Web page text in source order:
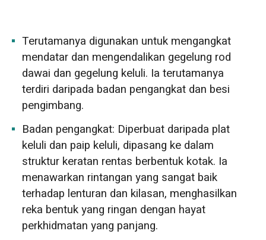
Terutamanya digunakan untuk mengangkat
mendatar dan mengendalikan gegelung rod
dawai dan gegelung keluli. Ia terutamanya
terdiri daripada badan pengangkat dan besi
pengimbang.
Badan pengangkat: Diperbuat daripada plat
keluli dan paip keluli, dipasang ke dalam
struktur keratan rentas berbentuk kotak. Ia
menawarkan rintangan yang sangat baik
terhadap lenturan dan kilasan, menghasilkan
reka bentuk yang ringan dengan hayat
perkhidmatan yang panjang.